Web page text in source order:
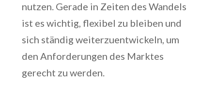
nutzen. Gerade in Zeiten des Wandels
ist es wichtig, flexibel zu bleiben und
sich ständig weiterzuentwickeln, um
den Anforderungen des Marktes
gerecht zu werden.